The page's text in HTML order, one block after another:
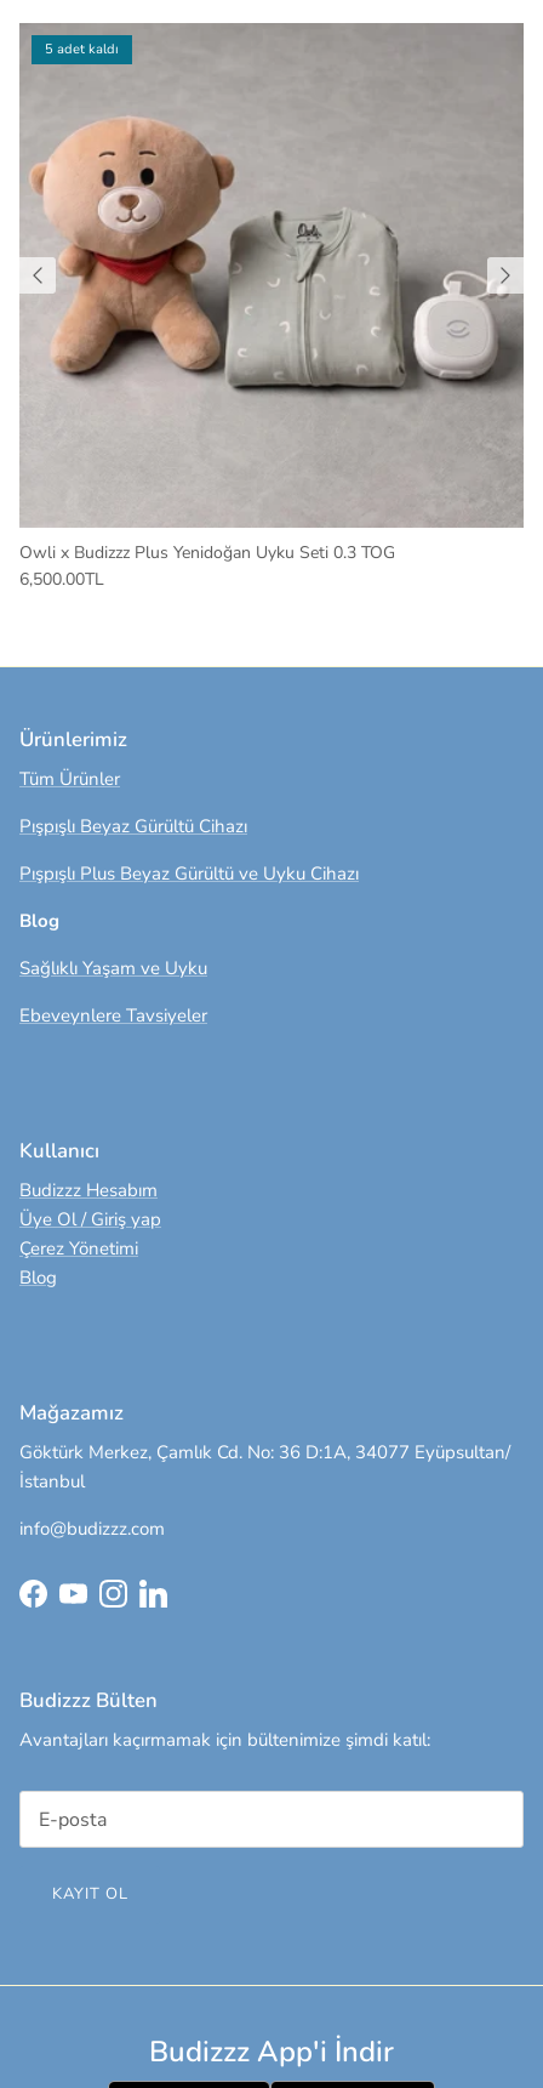
5 adet kaldı
Owli x Budizzz Plus Yenidoğan Uyku Seti 0.3 TOG
6,500.00TL
Ürünlerimiz
Tüm Ürünler
Pışpışlı Beyaz Gürültü Cihazı
Pışpışlı Plus Beyaz Gürültü ve Uyku Cihazı
Blog
Sağlıklı Yaşam ve Uyku
Ebeveynlere Tavsiyeler
Kullanıcı
Budizzz Hesabım
Üye Ol / Giriş yap
Çerez Yönetimi
Blog
Mağazamız
Göktürk Merkez, Çamlık Cd. No: 36 D:1A, 34077 Eyüpsultan/
İstanbul
info@budizzz.com
Facebook
YouTubeInstagramLinkedIn
Budizzz Bülten
Avantajları kaçırmamak için bültenimize şimdi katıl:
KAYIT OL
Budizzz App'i İndir